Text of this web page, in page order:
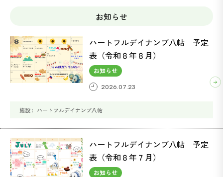
お知らせ
ハートフルデイナンブ八帖 予定
表（令和８年８月）
お知らせ
2026.07.23
ハートフルデイナンブ八帖
ハートフルデイナンブ八帖 予定
表（令和８年７月）
お知らせ
ACSIVE(アクシブ) (37)
福祉用具レンタル・販売 (2)
ハートフルデイナンブ八帖 (5)